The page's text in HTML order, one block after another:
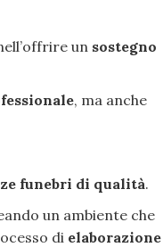
un sostegno
, ma anche
funebri di qualità.
un ambiente che
di elaborazione